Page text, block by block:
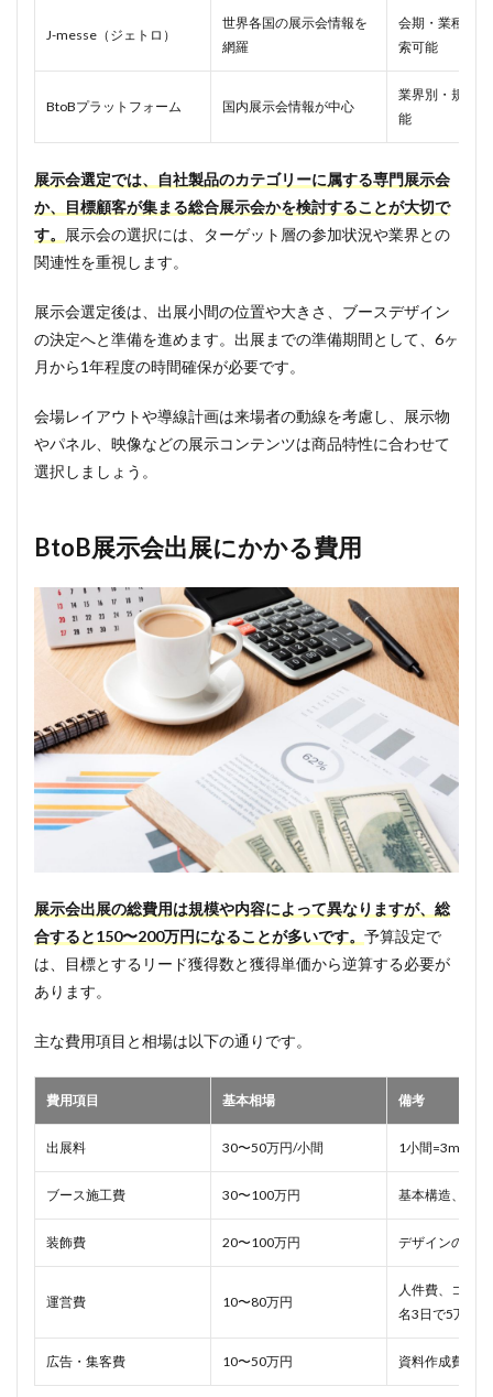
J-messe（ジェトロ）
世界各国の展示会情報を
網羅
会期・業種・
索可能
BtoBプラットフォーム 国内展示会情報が中心
業界別・規模
能
展示会選定では、自社製品のカテゴリーに属する専門展示会
か、目標顧客が集まる総合展示会かを検討することが大切で
す。
展示会の選択には、ターゲット層の参加状況や業界との
関連性を重視します。
展示会選定後は、出展小間の位置や大きさ、ブースデザイン
の決定へと準備を進めます。出展までの準備期間として、6ヶ
月から1年程度の時間確保が必要です。
会場レイアウトや導線計画は来場者の動線を考慮し、展示物
やパネル、映像などの展示コンテンツは商品特性に合わせて
選択しましょう。
BtoB展示会出展にかかる費用
展示会出展の総費用は規模や内容によって異なりますが、総
合すると150〜200万円になることが多いです。 予算設定で
は、目標とするリード獲得数と獲得単価から逆算する必要が
あります。
主な費用項目と相場は以下の通りです。
費用項目 基本相場 備考
出展料 30〜50万円/小間 1小間=3m×3m
ブース施工費 30〜100万円 基本構造、電
装飾費 20〜100万円 デザインの複
運営費 10〜80万円
人件費、コン
名3日で5万円）
広告・集客費 10〜50万円 資料作成費含む